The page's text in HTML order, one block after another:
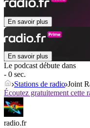
En savoir plus
En savoir plus
Le podcast débute dans
- 0 sec.
Stations de radio Joint
Écoutez gratuitement cette
radio.fr